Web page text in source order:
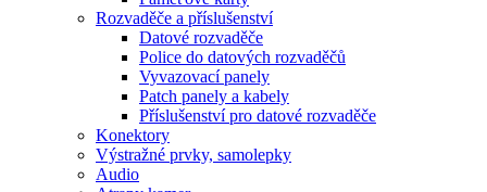
Rozvaděče a příslušenství
Datové rozvaděče
Police do datových rozvaděčů
Vyvazovací panely
Patch panely a kabely
Příslušenství pro datové rozvaděče
Konektory
Výstražné prvky, samolepky
Audio